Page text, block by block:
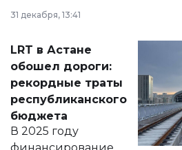
города на 2026–
2028 годы.
документ
появился в базе
нормативных
правовых актов и
на сайте маслихат
города.
31 декабря, 13:41
LRT в Астане
обошел дороги:
рекордные траты
республиканского
бюджета
В 2025 году